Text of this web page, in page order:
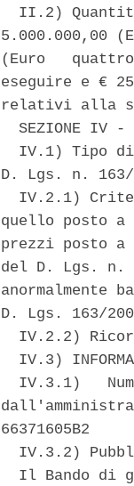
II.2)
5.000.000,00
(Euro
eseguire e €
relativi alla
SEZIONE IV -
IV.1) Tipo
D. Lgs. n.
IV.2.1)
quello posto a
prezzi posto
del D. Lgs. n.
anormalmente
D. Lgs. 163/
IV.2.2)
IV.3)
IV.3.1)
66371605B2
IV.3.2)
Il Bando di